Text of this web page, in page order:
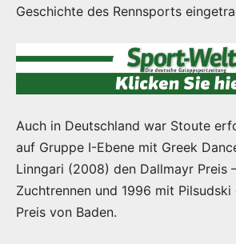
Geschichte des Rennsports
Auch in Deutschland war Stoute
auf Gruppe I-Ebene mit Greek
Linngari (2008) den Dallmayr Preis
Zuchtrennen und 1996 mit Pilsudski
Preis von Baden.